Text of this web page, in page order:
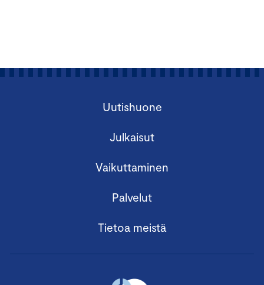
Uutishuone
Julkaisut
Vaikuttaminen
Palvelut
Tietoa meistä